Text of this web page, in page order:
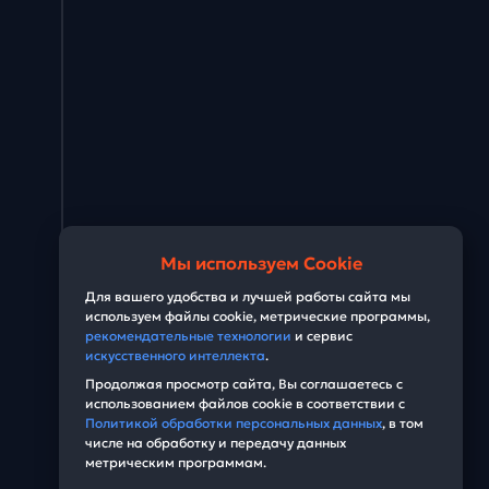
Мы используем Cookie
Для вашего удобства и лучшей работы сайта мы
используем файлы cookie, метрические программы,
рекомендательные технологии и сервис
искусственного интеллекта.
Продолжая просмотр сайта, Вы соглашаетесь с
использованием файлов cookie в соответствии с
Политикой обработки персональных данных, в том
числе на обработку и передачу данных
метрическим программам.